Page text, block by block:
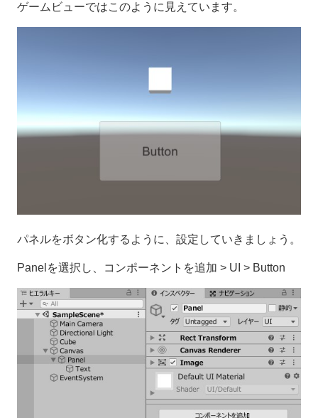
ゲームビューではこのように見えています。
パネルをボタン化するように、設定していきましょう。
Panelを選択し、コンポーネントを追加 > UI > Button